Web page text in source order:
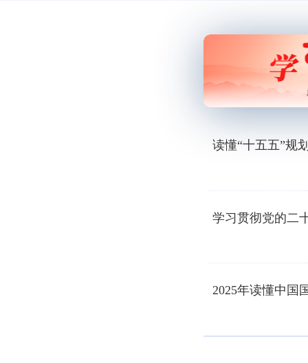
读懂“十五五”规
学习贯彻党的二
2025年读懂中国